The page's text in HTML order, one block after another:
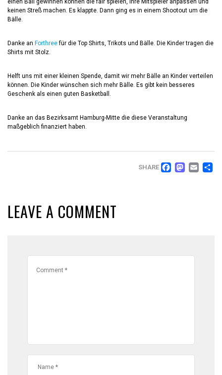
einen Ball gewinnen können die fair spielen, ihre Mitspieler anpassen und
keinen Streß machen. Es klappte. Dann ging es in einem Shootout um die
Bälle.
Danke an Forthreefür die Top Shirts, Trikots und Bälle. Die Kinder tragen die
Shirts mit Stolz.
Helft uns mit einer kleinen Spende, damit wir mehr Bälle an Kinder verteilen
können. Die Kinder wünschen sich mehr Bälle. Es gibt kein besseres
Geschenk als einen guten Basketball.
Danke an das Bezirksamt Hamburg-Mitte die diese Veranstaltung
maßgeblich finanziert haben.
SHARE
LEAVE A COMMENT